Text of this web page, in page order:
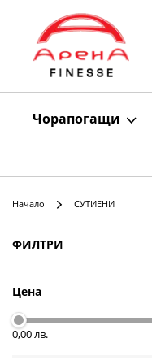
Чорапогащи
Начало СУТИЕНИ
по
ФИЛТРИ
Цена
0,00 лв.